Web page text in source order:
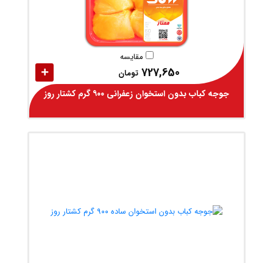
مقایسه
727,650 تومان
جوجه کباب بدون استخوان زعفرانی ۹۰۰ گرم کشتار روز